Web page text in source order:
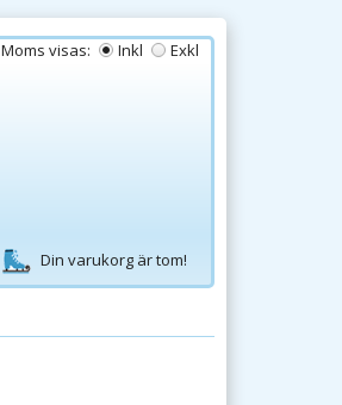
Moms visas: Inkl Exkl
Din varukorg är tom!